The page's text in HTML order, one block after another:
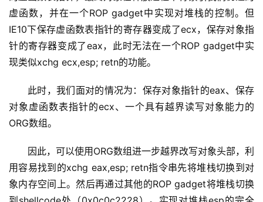
虚函数，并在一个ROP gadget中实现对堆栈的控制。但
IE10下保存虚函数表指针的寄存器变成了ecx，保存对象指
针的寄存器变成了eax，此时无法在一个ROP gadget中实
现类似xchg ecx,esp; retn的功能。
此时，我们面对的情况为：保存对象指针的eax、保存
对象虚函数表指针的ecx、一个具有越界读写对象能力的
ORG数组。
因此，可以使用ORG数组进一步越界改写对象头部，利
用容易找到的xchg eax,esp; retn指令串先将堆栈切换到对
象内存空间上。然后再通过其他的ROP gadget将堆栈切换